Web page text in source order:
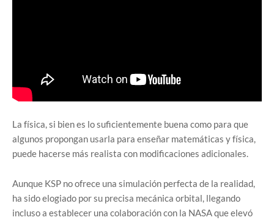
La física, si bien es lo suficientemente buena como para que
algunos propongan usarla para enseñar matemáticas y física,
puede hacerse más realista con modificaciones adicionales.
Aunque KSP no ofrece una simulación perfecta de la realidad,
ha sido elogiado por su precisa mecánica orbital, llegando
incluso a establecer una colaboración con la NASA que elevó